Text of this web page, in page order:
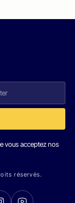
vous acceptez nos
réservés.